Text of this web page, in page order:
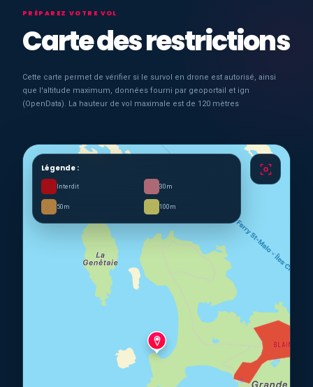
PRÉPAREZ VOTRE VOL
Carte des restrictions
Cette carte permet de vérifier si le survol en drone est autorisé, ainsi
que l'altitude maximum, données fourni par geoportail et ign
(OpenData). La hauteur de vol maximale est de 120 mètres
Légende :
Interdit 30m
50m 100m